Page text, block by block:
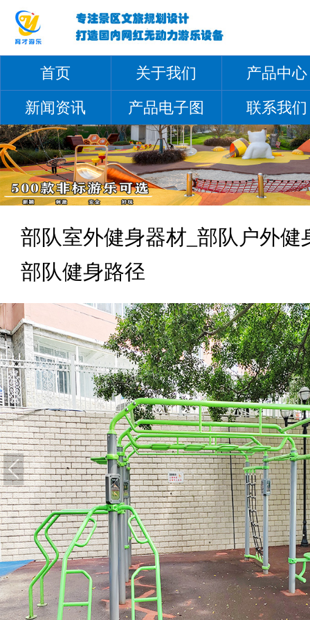
首页 关于我们
产品中心
新闻资讯
产品电子图册 联系我们
部队室外健身器材_部队户外健
部队健身路径